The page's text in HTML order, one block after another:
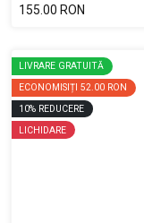
155.00 RON
LIVRARE GRATUITĂ
ECONOMISIȚI 52.00 RON
10% REDUCERE
LICHIDARE